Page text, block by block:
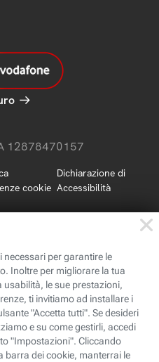
12878470157
cookie
Dichiarazione di
Accessibilità